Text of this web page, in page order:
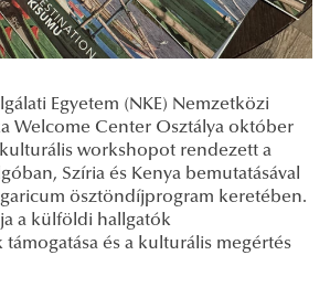
Egyetem (NKE) Nemzetközi
Welcome Center Osztálya október
workshopot rendezett a
Szíria és Kenya bemutatásával
ösztöndíjprogram keretében.
a külföldi hallgatók
és a kulturális megértés